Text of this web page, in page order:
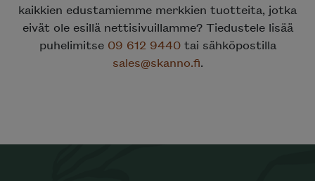
kaikkien edustamiemme merkkien tuotteita, jotka
eivät ole esillä nettisivuillamme? Tiedustele lisää
puhelimitse 09 612 9440tai sähköpostilla
sales@skanno.fi.